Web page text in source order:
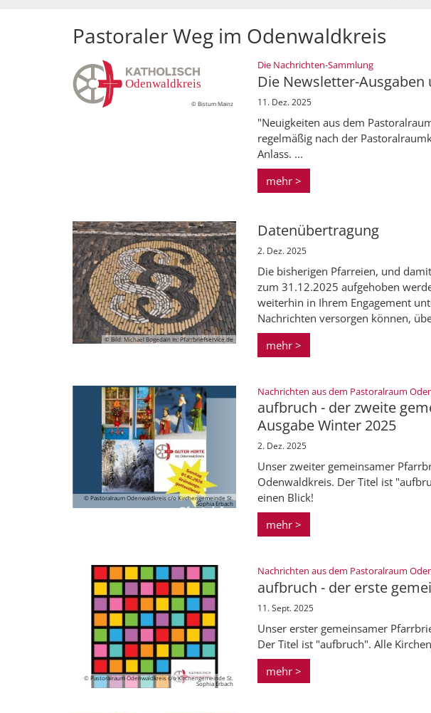
Pastoraler Weg im Odenwaldkreis
© Bistum Mainz
Die Nachrichten-Sammlung:
Die Newsletter-
11. Dez. 2025
"Neuigkeiten aus dem
regelmäßig nach der
Anlass. ...
mehr >
© Bild: Michael Bogedain In: Pfarrbriefservice.de
Datenübertragung
2. Dez. 2025
Die bisherigen Pfarreien, und
zum 31.12.2025 aufgehoben
weiterhin in Ihrem Engagement
Nachrichten versorgen können,
mehr >
© Pastoralraum Odenwaldkreis c/o Kirchengemeinde St.
Sophia Erbach
Nachrichten aus dem Pastoralraum
aufbruch - der zweite
Ausgabe Winter 2025
2. Dez. 2025
Unser zweiter gemeinsamer
Odenwaldkreis. Der Titel ist
einen Blick!
mehr >
© Pastoralraum Odenwaldkreis c/o Kirchengemeinde St.
Sophia Erbach
Nachrichten aus dem Pastoralraum
aufbruch - der erste
11. Sept. 2025
Unser erster gemeinsamer
Der Titel ist "aufbruch". Alle
mehr >